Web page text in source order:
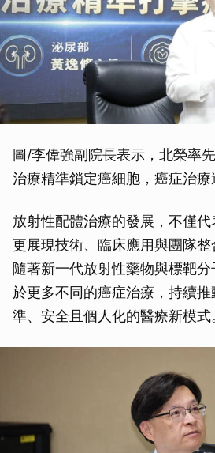
圖/李偉強副院長表示，北榮率
治療精準鎖定癌細胞，癌症治療
放射性配體治療的發展，不僅代
更展現技術、臨床應用與團隊
隨著新一代放射性藥物與標靶
於更多不同的癌症治療，持續
準、安全且個人化的醫療新模式